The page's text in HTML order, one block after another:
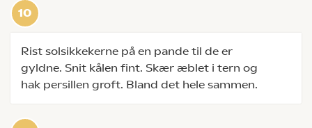
Rist solsikkekerne på en pande til de er
gyldne. Snit kålen fint. Skær æblet i tern og
hak persillen groft. Bland det hele sammen.